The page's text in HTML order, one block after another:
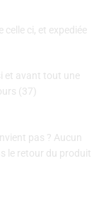
ci, et expediée
et avant tout une
(37)
pas ? Aucun
le retour du produit